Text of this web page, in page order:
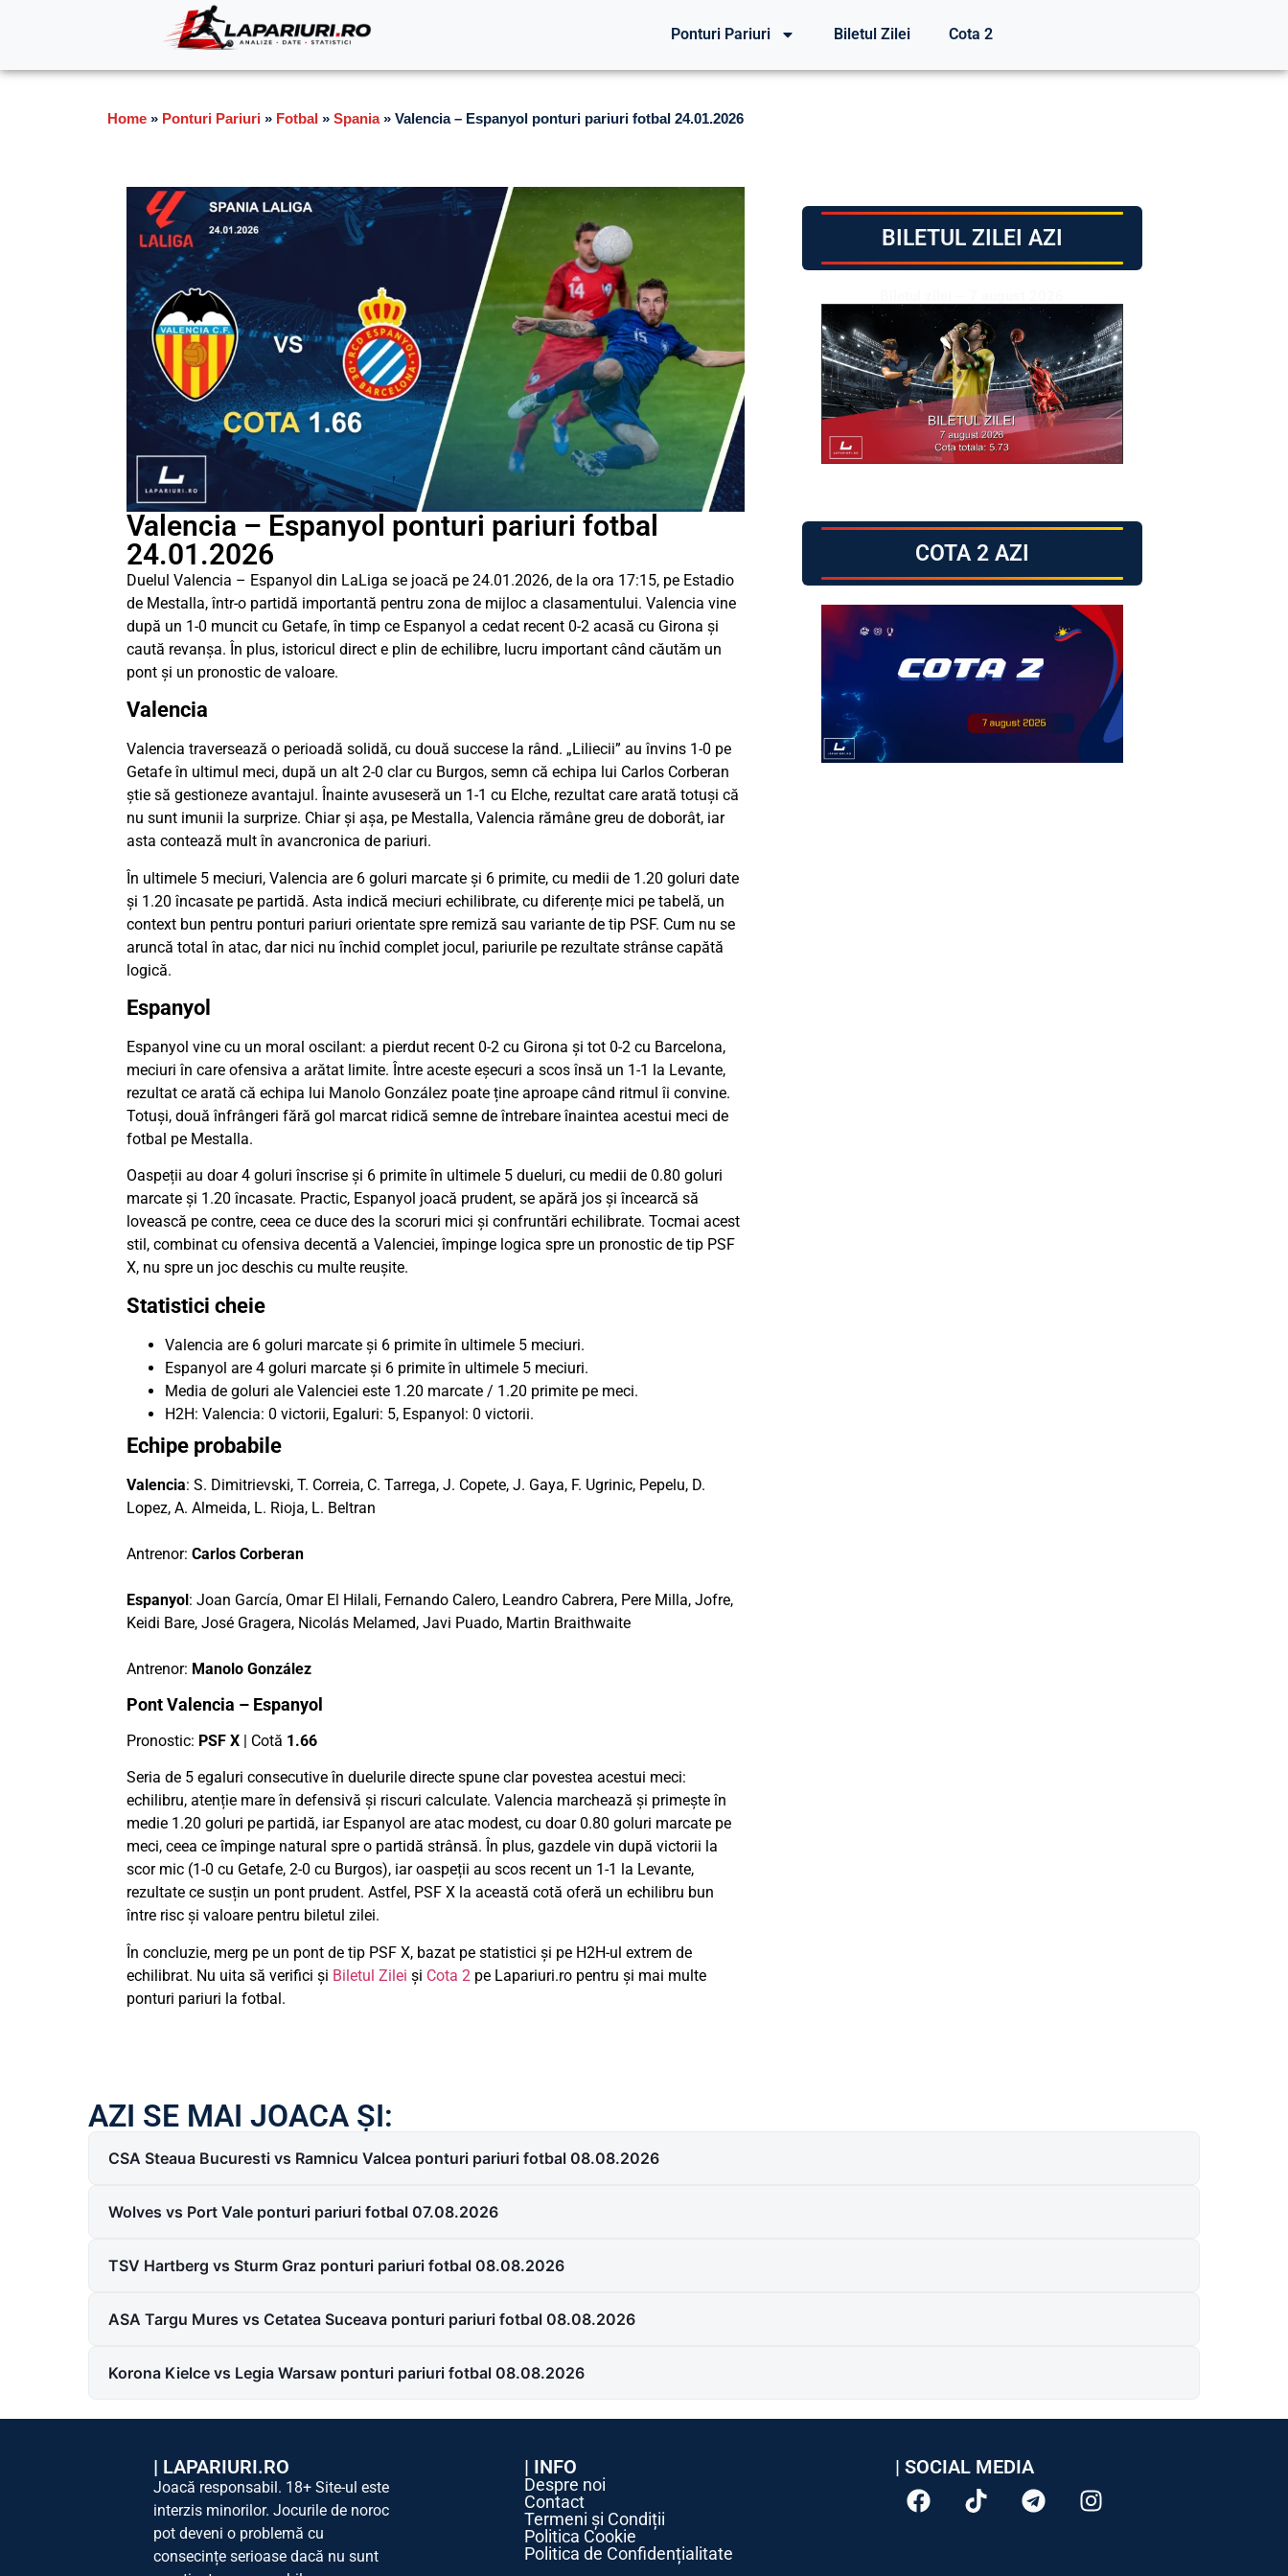
Ponturi Pariuri Biletul Zilei Cota 2
Home » Ponturi Pariuri » Fotbal » Spania» Valencia – Espanyol ponturi pariuri fotbal 24.01.2026
Valencia – Espanyol ponturi pariuri fotbal
24.01.2026
Duelul Valencia – Espanyol din LaLiga se joacă pe 24.01.2026, de la ora 17:15, pe Estadio
de Mestalla, într-o partidă importantă pentru zona de mijloc a clasamentului. Valencia vine
după un 1-0 muncit cu Getafe, în timp ce Espanyol a cedat recent 0-2 acasă cu Girona și
caută revanșa. În plus, istoricul direct e plin de echilibre, lucru important când căutăm un
pont și un pronostic de valoare.
Valencia
Valencia traversează o perioadă solidă, cu două succese la rând. „Liliecii” au învins 1-0 pe
Getafe în ultimul meci, după un alt 2-0 clar cu Burgos, semn că echipa lui Carlos Corberan
știe să gestioneze avantajul. Înainte avuseseră un 1-1 cu Elche, rezultat care arată totuși că
nu sunt imunii la surprize. Chiar și așa, pe Mestalla, Valencia rămâne greu de doborât, iar
asta contează mult în avancronica de pariuri.
În ultimele 5 meciuri, Valencia are 6 goluri marcate și 6 primite, cu medii de 1.20 goluri date
și 1.20 încasate pe partidă. Asta indică meciuri echilibrate, cu diferențe mici pe tabelă, un
context bun pentru ponturi pariuri orientate spre remiză sau variante de tip PSF. Cum nu se
aruncă total în atac, dar nici nu închid complet jocul, pariurile pe rezultate strânse capătă
logică.
Espanyol
Espanyol vine cu un moral oscilant: a pierdut recent 0-2 cu Girona și tot 0-2 cu Barcelona,
meciuri în care ofensiva a arătat limite. Între aceste eșecuri a scos însă un 1-1 la Levante,
rezultat ce arată că echipa lui Manolo González poate ține aproape când ritmul îi convine.
Totuși, două înfrângeri fără gol marcat ridică semne de întrebare înaintea acestui meci de
fotbal pe Mestalla.
Oaspeții au doar 4 goluri înscrise și 6 primite în ultimele 5 dueluri, cu medii de 0.80 goluri
marcate și 1.20 încasate. Practic, Espanyol joacă prudent, se apără jos și încearcă să
lovească pe contre, ceea ce duce des la scoruri mici și confruntări echilibrate. Tocmai acest
stil, combinat cu ofensiva decentă a Valenciei, împinge logica spre un pronostic de tip PSF
X, nu spre un joc deschis cu multe reușite.
Statistici cheie
Valencia are 6 goluri marcate și 6 primite în ultimele 5 meciuri.
Espanyol are 4 goluri marcate și 6 primite în ultimele 5 meciuri.
Media de goluri ale Valenciei este 1.20 marcate / 1.20 primite pe meci.
H2H: Valencia: 0 victorii, Egaluri: 5, Espanyol: 0 victorii.
Echipe probabile
Valencia: S. Dimitrievski, T. Correia, C. Tarrega, J. Copete, J. Gaya, F. Ugrinic, Pepelu, D.
Lopez, A. Almeida, L. Rioja, L. Beltran
Antrenor: Carlos Corberan
Espanyol: Joan García, Omar El Hilali, Fernando Calero, Leandro Cabrera, Pere Milla, Jofre,
Keidi Bare, José Gragera, Nicolás Melamed, Javi Puado, Martin Braithwaite
Antrenor: Manolo González
Pont Valencia – Espanyol
Pronostic: PSF X | Cotă 1.66
Seria de 5 egaluri consecutive în duelurile directe spune clar povestea acestui meci:
echilibru, atenție mare în defensivă și riscuri calculate. Valencia marchează și primește în
medie 1.20 goluri pe partidă, iar Espanyol are atac modest, cu doar 0.80 goluri marcate pe
meci, ceea ce împinge natural spre o partidă strânsă. În plus, gazdele vin după victorii la
scor mic (1-0 cu Getafe, 2-0 cu Burgos), iar oaspeții au scos recent un 1-1 la Levante,
rezultate ce susțin un pont prudent. Astfel, PSF X la această cotă oferă un echilibru bun
între risc și valoare pentru biletul zilei.
În concluzie, merg pe un pont de tip PSF X, bazat pe statistici și pe H2H-ul extrem de
echilibrat. Nu uita să verifici și Biletul Zilei și Cota 2 pe Lapariuri.ro pentru și mai multe
ponturi pariuri la fotbal.
BILETUL ZILEI AZI
COTA 2 AZI
AZI SE MAI JOACA ȘI:
CSA Steaua Bucuresti vs Ramnicu Valcea ponturi pariuri fotbal 08.08.2026
Wolves vs Port Vale ponturi pariuri fotbal 07.08.2026
TSV Hartberg vs Sturm Graz ponturi pariuri fotbal 08.08.2026
ASA Targu Mures vs Cetatea Suceava ponturi pariuri fotbal 08.08.2026
Korona Kielce vs Legia Warsaw ponturi pariuri fotbal 08.08.2026
| LAPARIURI.RO
Joacă responsabil. 18+ Site-ul este
interzis minorilor. Jocurile de noroc
pot deveni o problemă cu
consecințe serioase dacă nu sunt
| INFO
Despre noi
Contact
Termeni și Condiții
Politica Cookie
Politica de Confidențialitate
| SOCIAL MEDIA